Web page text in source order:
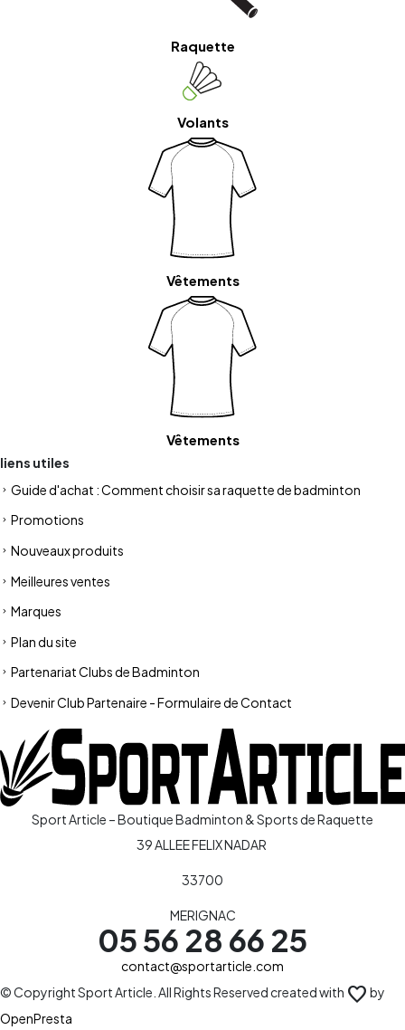
Raquette
Volants
Vêtements
Vêtements
liens utiles
Guide d'achat : Comment choisir sa raquette de badminton
Promotions
Nouveaux produits
Meilleures ventes
Marques
Plan du site
Partenariat Clubs de Badminton
Devenir Club Partenaire - Formulaire de Contact
Sport Article – Boutique Badminton & Sports de Raquette
39 ALLEE FELIX NADAR
33700
MERIGNAC
05 56 28 66 25
contact@sportarticle.com
© Copyright Sport Article. All Rights Reserved created with favorite by
OpenPresta